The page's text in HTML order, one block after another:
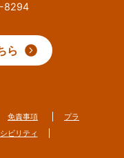
8294
ら
免責事項
プラ
ビリティ